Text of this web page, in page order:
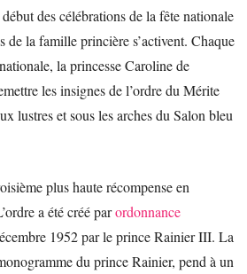
des célébrations de la fête nationale
de la famille princière s’activent. Chaque
la princesse Caroline de
les insignes de l’ordre du Mérite
lustres et sous les arches du Salon bleu
plus haute récompense en
a été créé parordonnance
1952 par le prince Rainier III. La
du prince Rainier, pend à un